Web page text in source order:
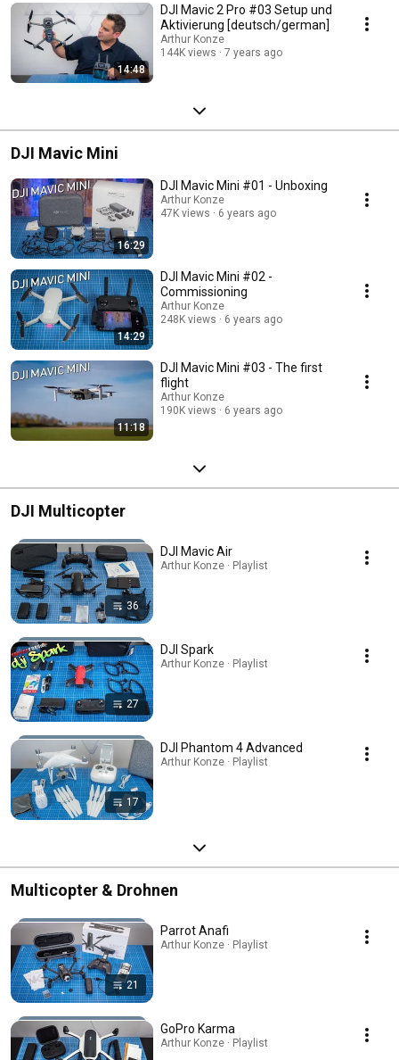
14:48
DJI Mavic 2 Pro #03 Setup und
Aktivierung [deutsch/german]
Arthur Konze
144K views
7 years ago
DJI Mavic Mini
16:29
DJI Mavic Mini #01 - Unboxing
Arthur Konze
47K views
6 years ago
14:29
DJI Mavic Mini #02 -
Commissioning
Arthur Konze
248K views
6 years ago
11:18
DJI Mavic Mini #03 - The first
flight
Arthur Konze
190K views
6 years ago
DJI Multicopter
36
DJI Mavic Air
Arthur Konze · Playlist
27
DJI Spark
Arthur Konze · Playlist
17
DJI Phantom 4 Advanced
Arthur Konze · Playlist
Multicopter & Drohnen
21
Parrot Anafi
Arthur Konze · Playlist
GoPro Karma
Arthur Konze · Playlist